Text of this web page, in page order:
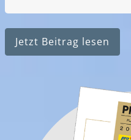
Jetzt Beitrag lesen